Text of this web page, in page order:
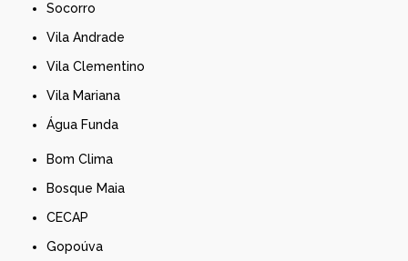
Socorro
Vila Andrade
Vila Clementino
Vila Mariana
Água Funda
Bom Clima
Bosque Maia
CECAP
Gopoúva